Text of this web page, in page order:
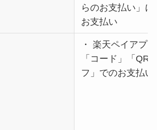
らのお支払い」
お支払い
・ 楽天ペイアプ
「コード」「QR
フ」でのお支払い